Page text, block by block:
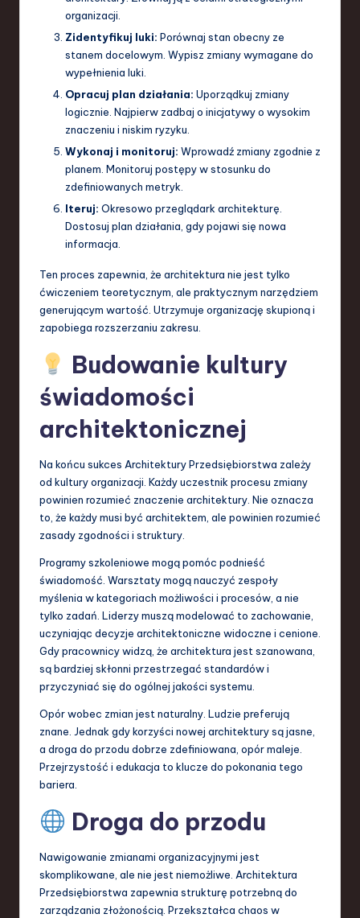
organizacji.
Zidentyfikuj luki: Porównaj stan obecny ze
stanem docelowym. Wypisz zmiany wymagane do
wypełnienia luki.
Opracuj plan działania: Uporządkuj zmiany
logicznie. Najpierw zadbaj o inicjatywy o wysokim
znaczeniu i niskim ryzyku.
Wykonaj i monitoruj: Wprowadź zmiany zgodnie z
planem. Monitoruj postępy w stosunku do
zdefiniowanych metryk.
Iteruj: Okresowo przeglądark architekturę.
Dostosuj plan działania, gdy pojawi się nowa
informacja.
Ten proces zapewnia, że architektura nie jest tylko
ćwiczeniem teoretycznym, ale praktycznym narzędziem
generującym wartość. Utrzymuje organizację skupioną i
zapobiega rozszerzaniu zakresu.
Budowanie kultury
świadomości
architektonicznej
Na końcu sukces Architektury Przedsiębiorstwa zależy
od kultury organizacji. Każdy uczestnik procesu zmiany
powinien rozumieć znaczenie architektury. Nie oznacza
to, że każdy musi być architektem, ale powinien rozumieć
zasady zgodności i struktury.
Programy szkoleniowe mogą pomóc podnieść
świadomość. Warsztaty mogą nauczyć zespoły
myślenia w kategoriach możliwości i procesów, a nie
tylko zadań. Liderzy muszą modelować to zachowanie,
uczyniając decyzje architektoniczne widoczne i cenione.
Gdy pracownicy widzą, że architektura jest szanowana,
są bardziej skłonni przestrzegać standardów i
przyczyniać się do ogólnej jakości systemu.
Opór wobec zmian jest naturalny. Ludzie preferują
znane. Jednak gdy korzyści nowej architektury są jasne,
a droga do przodu dobrze zdefiniowana, opór maleje.
Przejrzystość i edukacja to klucze do pokonania tego
bariera.
Droga do przodu
Nawigowanie zmianami organizacyjnymi jest
skomplikowane, ale nie jest niemożliwe. Architektura
Przedsiębiorstwa zapewnia strukturę potrzebną do
zarządzania złożonością. Przekształca chaos w